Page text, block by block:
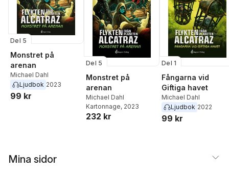
Del 5
Monstret på
arenan
Michael Dahl
Ljudbok 2023
99 kr
Del 5
Monstret på
arenan
Michael Dahl
Kartonnage, 2023
232 kr
Del 1
Fångarna vid
Giftiga havet
Michael Dahl
Ljudbok 2022
99 kr
Mina sidor